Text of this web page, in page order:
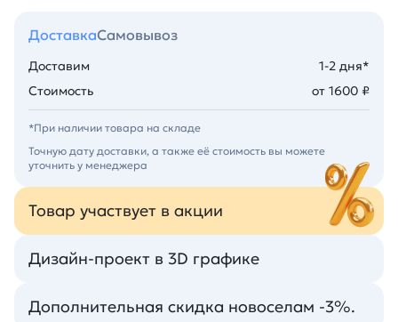
ДоставкаСамовывоз
Доставим
1-2 дня*
Стоимость
от 1600 ₽
*При наличии товара на складе
Точную дату доставки, а также её стоимость вы можете
уточнить у менеджера
Товар участвует в акции
Дизайн-проект в 3D графике
Дополнительная скидка новоселам -3%.